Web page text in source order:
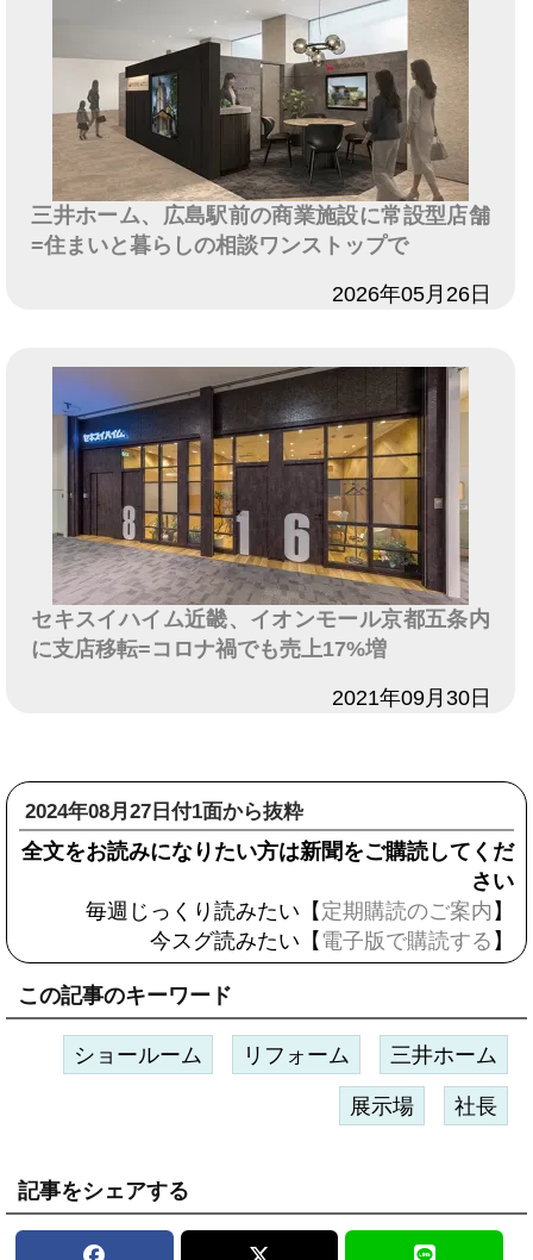
三井ホーム、広島駅前の商業施設に常設型店舗
=住まいと暮らしの相談ワンストップで
2026年05月26日
セキスイハイム近畿、イオンモール京都五条内
に支店移転=コロナ禍でも売上17%増
2021年09月30日
2024年08月27日付1面から抜粋
全文をお読みになりたい方は新聞をご購読してくだ
さい
毎週じっくり読みたい【 定期購読のご案内 】
今スグ読みたい【 電子版で購読する 】
この記事のキーワード
ショールーム リフォーム 三井ホーム
展示場 社長
記事をシェアする